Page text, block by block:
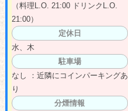
（料理L.O. 21:00 ドリンクL.O.
21:00）
定休日
水、木
駐車場
なし ：近隣にコインパーキングあ
り
分煙情報